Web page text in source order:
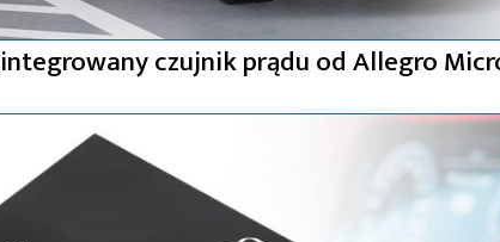
czujnik prądu od Allegro